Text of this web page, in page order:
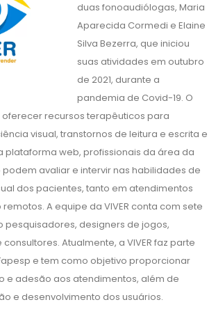
duas fonoaudiólogas, Maria
Aparecida Cormedi e Elaine
Silva Bezerra, que iniciou
suas atividades em outubro
de 2021, durante a
pandemia de Covid-19. O
oferecer recursos terapêuticos para
visual, transtornos de leitura e escrita e
plataforma web, profissionais da área da
avaliar e intervir nas habilidades de
dos pacientes, tanto em atendimentos
A equipe da VIVER conta com sete
pesquisadores, designers de jogos,
Atualmente, a VIVER faz parte
e tem como objetivo proporcionar
e adesão aos atendimentos, além de
e desenvolvimento dos usuários.